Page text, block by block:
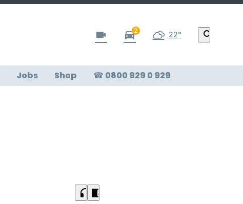
videocam directions_car2 22° search
Jobs Shop ☎ 0800 929 0 929
headphones chrome_reader_mode